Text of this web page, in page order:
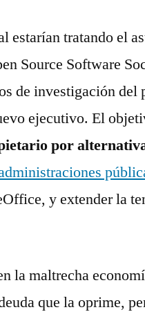
estarían tratando el
Source Software
de investigación del
ejecutivo. El
por
y extender la
la maltrecha
que la oprime,